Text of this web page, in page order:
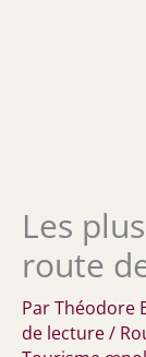
Les
route
ParThéodore
de lecture/